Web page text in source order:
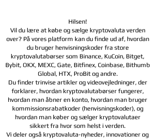
Hilsen!
Vil du lære at købe og sælge kryptovaluta verden
over? På vores platform kan du finde ud af, hvordan
du bruger henvisningskoder fra store
kryptovalutabørser som Binance, KuCoin, Bitget,
Bybit, OKX, MEXC, Gate, Bitfinex, Coinbase, Bithumb
Global, HTX, ProBit og andre.
Du finder trinvise artikler og videovejledninger, der
forklarer, hvordan kryptovalutabørser fungerer,
hvordan man åbner en konto, hvordan man bruger
kommissionsrabatkoder (henvisningskoder), og
hvordan man køber og sælger kryptovalutaer
sikkert fra hvor som helst i verden.
Vi deler også kryptovaluta-nyheder, innovationer og